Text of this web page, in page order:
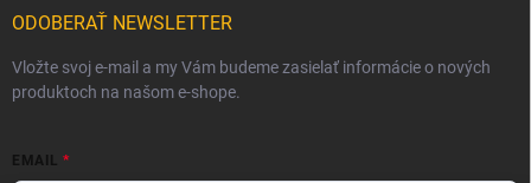
ODOBERAŤ NEWSLETTER
Vložte svoj e-mail a my Vám budeme zasielať informácie o nových
produktoch na našom e-shope.
EMAIL